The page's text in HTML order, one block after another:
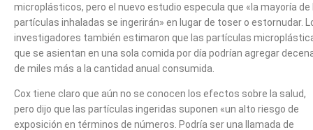
microplásticos, pero el nuevo estudio especula que «la mayoría de
partículas inhaladas se ingerirán» en lugar de toser o estornudar.
investigadores también estimaron que las partículas
que se asientan en una sola comida por día podrían agregar
de miles más a la cantidad anual consumida.
Cox tiene claro que aún no se conocen los efectos sobre la salud,
pero dijo que las partículas ingeridas suponen «un alto riesgo de
exposición en términos de números. Podría ser una llamada de